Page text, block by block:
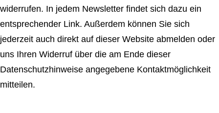
widerrufen. In jedem Newsletter findet sich dazu ein
entsprechender Link. Außerdem können Sie sich
jederzeit auch direkt auf dieser Website abmelden oder
uns Ihren Widerruf über die am Ende dieser
Datenschutzhinweise angegebene Kontaktmöglichkeit
mitteilen.